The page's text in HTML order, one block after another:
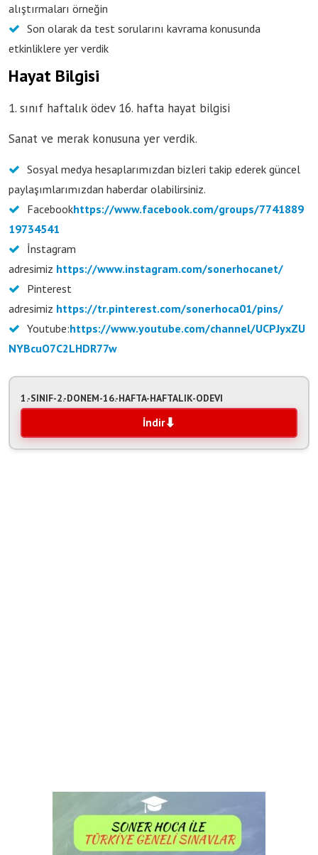
alıştırmaları örneğin
Son olarak da test sorularını kavrama konusunda
etkinliklere yer verdik
Hayat Bilgisi
1. sınıf haftalık ödev 16. hafta hayat bilgisi
Sanat ve merak konusuna yer verdik.
Sosyal medya hesaplarımızdan bizleri takip ederek güncel
paylaşımlarımızdan haberdar olabilirsiniz.
Facebookhttps://www.facebook.com/groups/7741889
19734541
İnstagram
adresimiz https://www.instagram.com/sonerhocanet/
Pinterest
adresimiz https://tr.pinterest.com/sonerhoca01/pins/
Youtube:https://www.youtube.com/channel/UCPJyxZU
NYBcuO7C2LHDR77w
1.-SINIF-2.-DONEM-16.-HAFTA-HAFTALIK-ODEVI
İndir